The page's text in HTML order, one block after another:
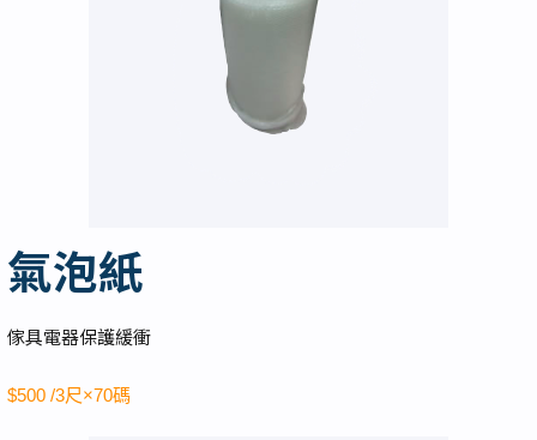
氣泡紙
傢具電器保護緩衝
$500 /3尺×70碼